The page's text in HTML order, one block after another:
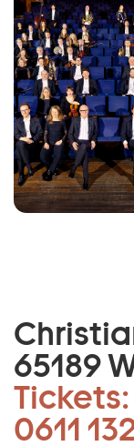
65189
Tickets:
0611